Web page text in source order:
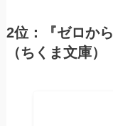
2位：『ゼロか
（ちくま文庫）